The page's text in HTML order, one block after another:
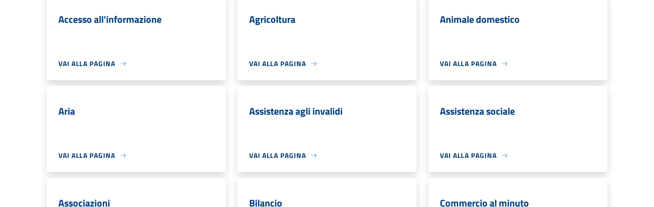
Accesso all'informazione
VAI ALLA PAGINA
Agricoltura
VAI ALLA PAGINA
Animale domestico
VAI ALLA PAGINA
Aria
VAI ALLA PAGINA
Assistenza agli invalidi
VAI ALLA PAGINA
Assistenza sociale
VAI ALLA PAGINA
Associazioni Bilancio Commercio al minuto